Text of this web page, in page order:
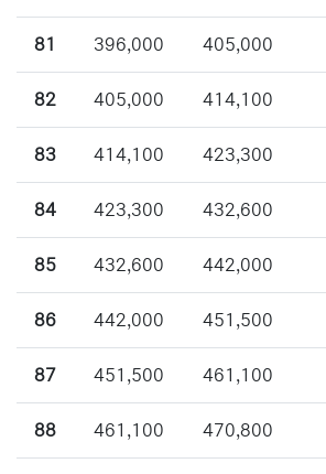
81 396,000 405,000
82 405,000 414,100
83 414,100 423,300
84 423,300 432,600
85 432,600 442,000
86 442,000 451,500
87 451,500 461,100
88 461,100 470,800